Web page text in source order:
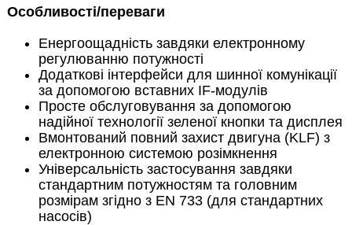
Особливості/переваги
Енергоощадність завдяки електронному
регулюванню потужності
Додаткові інтерфейси для шинної комунікації
за допомогою вставних IF-модулів
Просте обслуговування за допомогою
надійної технології зеленої кнопки та дисплея
Вмонтований повний захист двигуна (KLF) з
електронною системою розімкнення
Універсальність застосування завдяки
стандартним потужностям та головним
розмірам згідно з EN 733 (для стандартних
насосів)